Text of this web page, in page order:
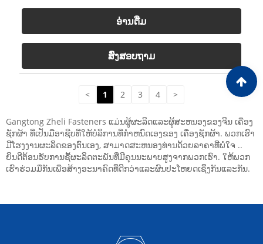
ອ່ານ​ຕື່ມ
ສົ່ງສອບຖາມ
< 1 2 3 4 >
Gangtong Zheli Fasteners ແມ່ນຜູ້ຜະລິດແລະຜູ້ສະຫນອງຂອງຈີນ ເຄື່ອງ
ຊັກຜ້າ ທີ່ເປັນມືອາຊີບທີ່ໃຫ້ບໍລິການທີ່ກໍາຫນົດເອງຂອງ ເຄື່ອງຊັກຜ້າ. ພວກເຮົາ
ມີໂຮງງານຜະລິດຂອງຕົນເອງ, ສາມາດສະຫນອງທ່ານດ້ວຍລາຄາທີ່ພໍໃຈ ..
ຍິນດີຕ້ອນຮັບການຊື້ຜະລິດຕະພັນທີ່ມີຄຸນນະພາບສູງຈາກພວກເຮົາ. ໃຫ້ພວກ
ເຮົາຮ່ວມມືກັນເພື່ອສ້າງອະນາຄົດທີ່ດີກວ່າແລະຜົນປະໂຫຍດເຊິ່ງກັນແລະກັນ.